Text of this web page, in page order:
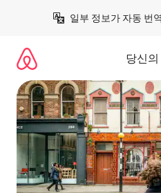
일부 정보가 자동 번
당신